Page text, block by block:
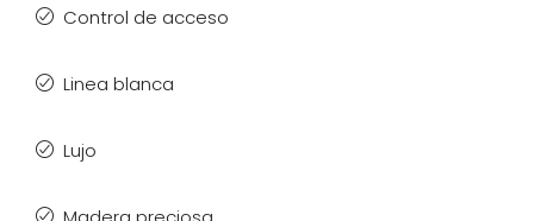
Control de acceso
Linea blanca
Lujo